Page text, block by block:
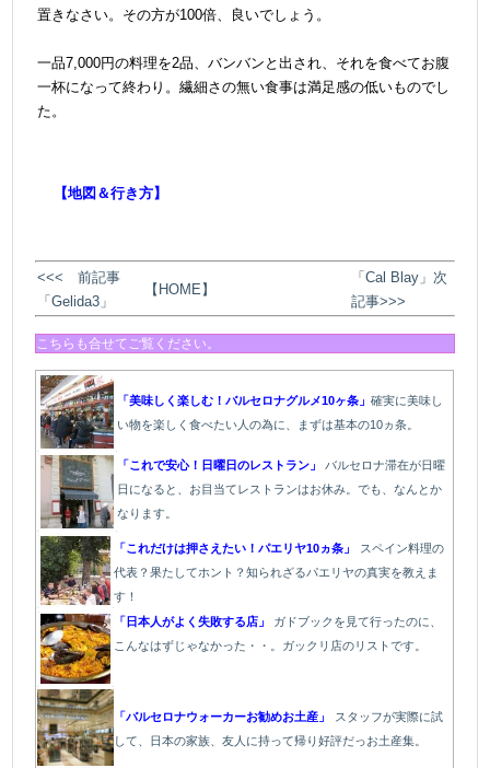
置きなさい。その方が100倍、良いでしょう。
一品7,000円の料理を2品、バンバンと出され、それを食べてお腹
一杯になって終わり。繊細さの無い食事は満足感の低いものでし
た。
【地図＆行き方】
<<< 前記事
「Gelida3」
【HOME】
「Cal Blay」次
記事>>>
こちらも合せてご覧ください。
「美味しく楽しむ！バルセロナグルメ10ヶ条」確実に美味し
い物を楽しく食べたい人の為に、まずは基本の10ヵ条。
「これで安心！日曜日のレストラン」
バルセロナ滞在が日曜
日になると、お目当てレストランはお休み。でも、なんとか
なります。
「これだけは押さえたい！パエリヤ10ヵ条」
スペイン料理の
代表？果たしてホント？知られざるパエリヤの真実を教えま
す！
「日本人がよく失敗する店」 ガドブックを見て行ったのに、
こんなはずじゃなかった・・。ガックリ店のリストです。
「バルセロナウォーカーお勧めお土産」
スタッフが実際に試
して、日本の家族、友人に持って帰り好評だっお土産集。